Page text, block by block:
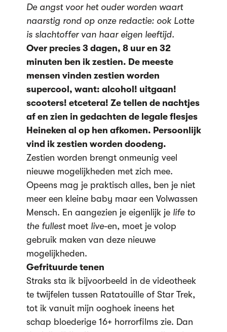
De angst voor het ouder worden waart
naarstig rond op onze redactie: ook Lotte
is slachtoffer van haar eigen leeftijd.
Over precies 3 dagen, 8 uur en 32
minuten ben ik zestien. De meeste
mensen vinden zestien worden
supercool, want: alcohol! uitgaan!
scooters! etcetera! Ze tellen de nachtjes
af en zien in gedachten de legale flesjes
Heineken al op hen afkomen. Persoonlijk
vind ik zestien worden doodeng.
Zestien worden brengt onmeunig veel
nieuwe mogelijkheden met zich mee.
Opeens mag je praktisch alles, ben je niet
meer een kleine baby maar een Volwassen
Mensch. En aangezien je eigenlijk jelife to
the fullestmoetlive-en, moet je volop
gebruik maken van deze nieuwe
mogelijkheden.
Gefrituurde tenen
Straks sta ik bijvoorbeeld in de videotheek
te twijfelen tussen Ratatouille of Star Trek,
tot ik vanuit mijn ooghoek ineens het
schap bloederige 16+ horrorfilms zie. Dan